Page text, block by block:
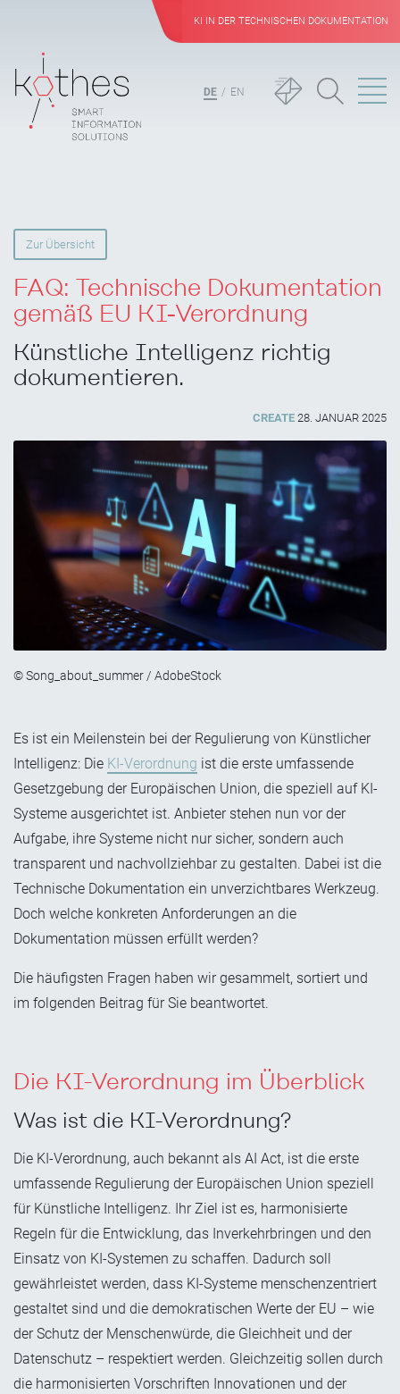
KI IN DER TECHNISCHEN DOKUMENTATION
DE EN
Zur Übersicht
FAQ: Technische Dokumentation
gemäß EU KI-Verordnung
Künstliche Intelligenz richtig
dokumentieren.
CREATE 28. JANUAR 2025
© Song_about_summer / AdobeStock
Es ist ein Meilenstein bei der Regulierung von Künstlicher
Intelligenz: Die KI-Verordnung ist die erste umfassende
Gesetzgebung der Europäischen Union, die speziell auf KI-
Systeme ausgerichtet ist. Anbieter stehen nun vor der
Aufgabe, ihre Systeme nicht nur sicher, sondern auch
transparent und nachvollziehbar zu gestalten. Dabei ist die
Technische Dokumentation ein unverzichtbares Werkzeug.
Doch welche konkreten Anforderungen an die
Dokumentation müssen erfüllt werden?
Die häufigsten Fragen haben wir gesammelt, sortiert und
im folgenden Beitrag für Sie beantwortet.
Die KI-Verordnung im Überblick
Was ist die KI-Verordnung?
Die KI-Verordnung, auch bekannt als AI Act, ist die erste
umfassende Regulierung der Europäischen Union speziell
für Künstliche Intelligenz. Ihr Ziel ist es, harmonisierte
Regeln für die Entwicklung, das Inverkehrbringen und den
Einsatz von KI-Systemen zu schaffen. Dadurch soll
gewährleistet werden, dass KI-Systeme menschenzentriert
gestaltet sind und die demokratischen Werte der EU – wie
der Schutz der Menschenwürde, die Gleichheit und der
Datenschutz – respektiert werden. Gleichzeitig sollen durch
die harmonisierten Vorschriften Innovationen und der